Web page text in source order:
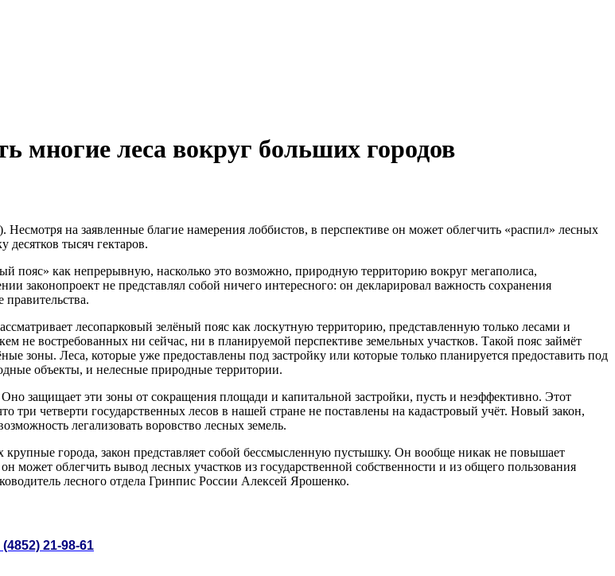
многие леса вокруг больших городов
на заявленные благие намерения лоббистов, в перспективе он может облегчить «распил» лесных
десятков тысяч гектаров.
пояс» как непрерывную, насколько это возможно, природную территорию вокруг мегаполиса,
законопроект не представлял собой ничего интересного: он декларировал важность сохранения
лесопарковый зелёный пояс как лоскутную территорию, представленную только лесами и
не востребованных ни сейчас, ни в планируемой перспективе земельных участков. Такой пояс займёт
зоны. Леса, которые уже предоставлены под застройку или которые только планируется предоставить под
объекты, и нелесные природные территории.
защищает эти зоны от сокращения площади и капитальной застройки, пусть и неэффективно. Этот
три четверти государственных лесов в нашей стране не поставлены на кадастровый учёт. Новый закон,
легализовать воровство лесных земель.
города, закон представляет собой бессмысленную пустышку. Он вообще никак не повышает
может облегчить вывод лесных участков из государственной собственности и из общего пользования
лесного отдела Гринпис России Алексей Ярошенко.
21-98-61